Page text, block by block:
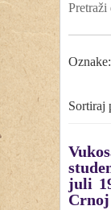
Pretraži
Sortiraj
juli